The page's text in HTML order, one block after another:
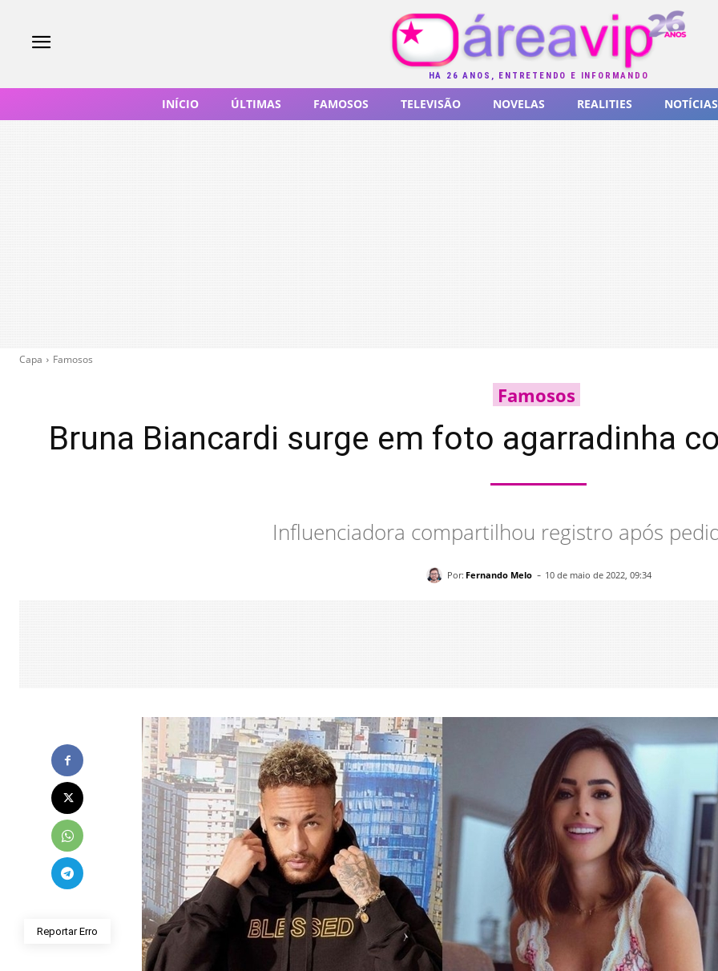
HÁ 26 ANOS, ENTRETENDO E INFORMANDO
INÍCIO ÚLTIMAS FAMOSOS TELEVISÃO NOVELAS REALITIES NOTÍCIAS
Capa Famosos
Famosos
Bruna Biancardi surge em foto agarradinha
Influenciadora compartilhou registro após
Por: Fernando Melo - 10 de maio de 2022, 09:34
Reportar Erro